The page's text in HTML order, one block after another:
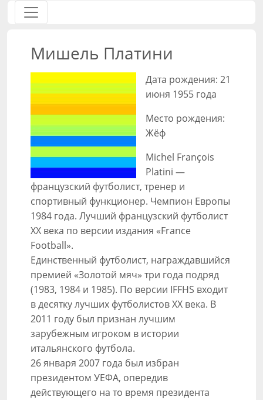
Мишель Платини
Дата рождения: 21
июня 1955 года
Место рождения:
Жёф
Michel François
Platini —
французский футболист, тренер и
спортивный функционер. Чемпион Европы
1984 года. Лучший французский футболист
XX века по версии издания «France
Football».
Единственный футболист, награждавшийся
премией «Золотой мяч» три года подряд
(1983, 1984 и 1985). По версии IFFHS входит
в десятку лучших футболистов XX века. В
2011 году был признан лучшим
зарубежным игроком в истории
итальянского футбола.
26 января 2007 года был избран
президентом УЕФА, опередив
действующего на то время президента